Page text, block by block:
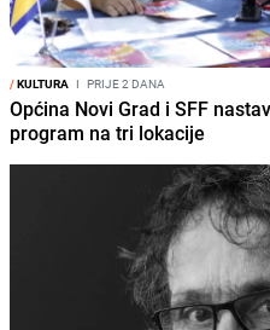
/KULTURA I PRIJE 2 DANA
Općina Novi Grad i SFF
program na tri lokacije